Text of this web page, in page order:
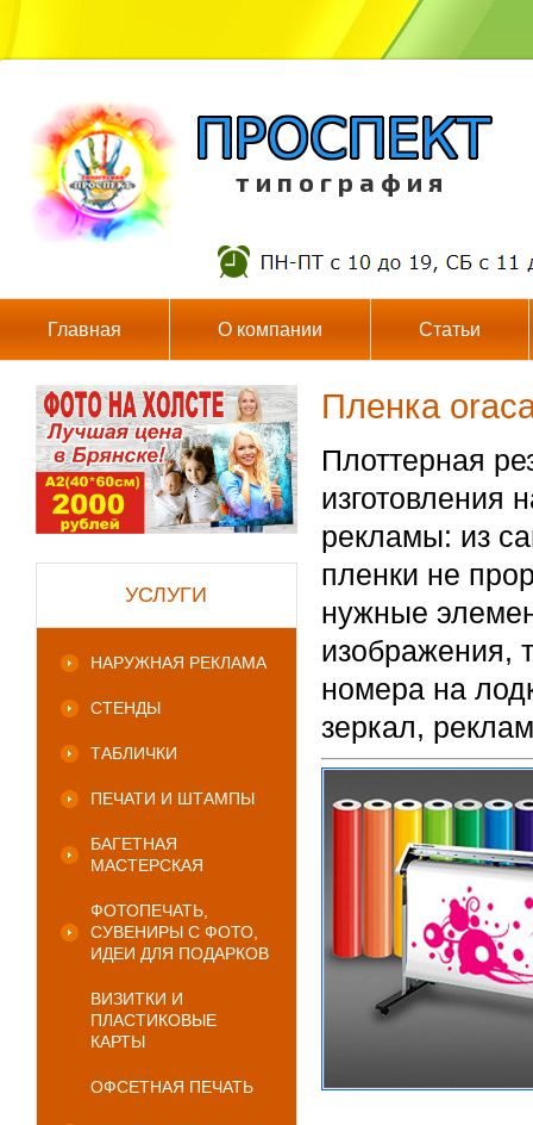
т и п о г р а ф и я
Главная О компании Статьи
УСЛУГИ
НАРУЖНАЯ РЕКЛАМА
СТЕНДЫ
ТАБЛИЧКИ
ПЕЧАТИ И ШТАМПЫ
БАГЕТНАЯ
МАСТЕРСКАЯ
ФОТОПЕЧАТЬ,
СУВЕНИРЫ С ФОТО,
ИДЕИ ДЛЯ ПОДАРКОВ
ВИЗИТКИ И
ПЛАСТИКОВЫЕ
КАРТЫ
ОФСЕТНАЯ ПЕЧАТЬ
Пленка
Плоттерная
изготовления
рекламы: из
пленки не
нужные
изображения,
номера на
зеркал,